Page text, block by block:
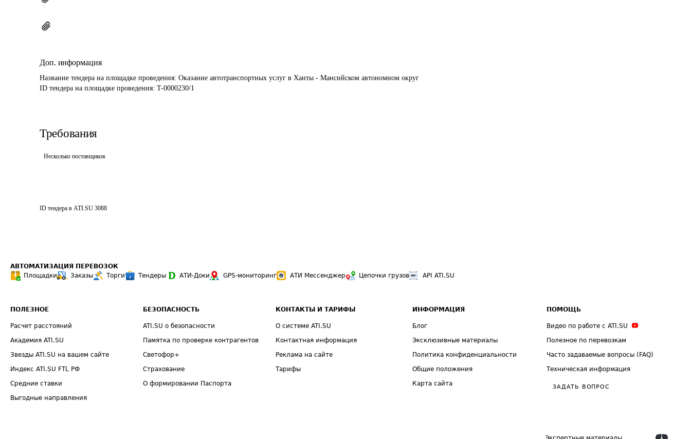
Доп. информация
Название тендера на площадке проведения: Оказание автотранспортных услуг в Ханты - Мансийском автономном округ
ID тендера на площадке проведения: T-0000230/1
Требования
Несколько поставщиков
ID тендера в ATI.SU 3088
АВТОМАТИЗАЦИЯ ПЕРЕВОЗОК
Площадки
Заказы Торги Тендеры АТИ-Доки GPS-мониторинг АТИ Мессенджер Цепочки грузов API ATI.SU
ПОЛЕЗНОЕ
Расчет расстояний
Академия ATI.SU
Звезды ATI.SU на вашем сайте
Индекс ATI.SU FTL РФ
Средние ставки
Выгодные направления
БЕЗОПАСНОСТЬ
ATI.SU о безопасности
Памятка по проверке контрагентов
Светофор+
Страхование
О формировании Паспорта
КОНТАКТЫ И ТАРИФЫ
О системе ATI.SU
Контактная информация
Реклама на сайте
Тарифы
ИНФОРМАЦИЯ
Блог
Эксклюзивные материалы
Политика конфиденциальности
Общие положения
Карта сайта
ПОМОЩЬ
Видео по работе с ATI.SU
Полезное по перевозкам
Часто задаваемые вопросы (FAQ)
Техническая информация
ЗАДАТЬ ВОПРОС